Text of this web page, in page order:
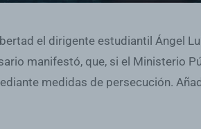
el dirigente estudiantil Ángel
manifestó, que, si el Ministerio
medidas de persecución.